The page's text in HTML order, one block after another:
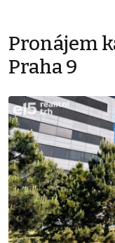
Pronájem
Praha 9